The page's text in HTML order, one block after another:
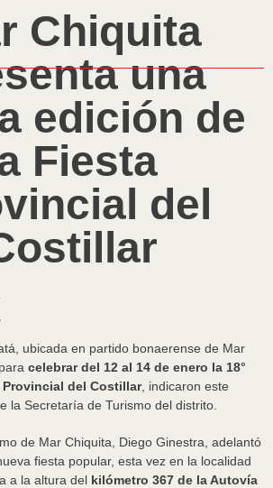
Chiquita
una
edición de
Fiesta
del
ubicada en partido bonaerense de Mar
celebrar del 12 al 14 de enero la 18°
del Costillar, indicaron este
la Secretaría de Turismo del distrito.
de Mar Chiquita, Diego Ginestra, adelantó
fiesta popular, esta vez en la localidad
a la altura del kilómetro 367 de la Autovía